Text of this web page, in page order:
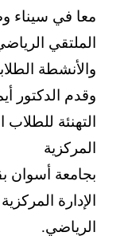
معا في سيناء
الملتقي
والأنشطة
وقدم الدكتور
التهنئة
المركزية
بجامعة أسوان
الإدارة
الرياضي.